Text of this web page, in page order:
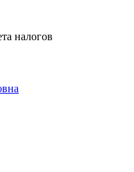
налогов